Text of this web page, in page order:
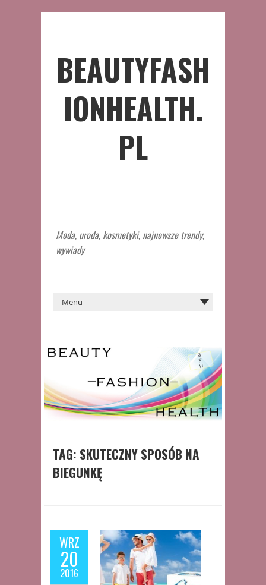
BEAUTYFASH
IONHEALTH.
PL
Moda, uroda, kosmetyki, najnowsze trendy,
wywiady
TAG: SKUTECZNY SPOSÓB NA
BIEGUNKĘ
WRZ
20
2016